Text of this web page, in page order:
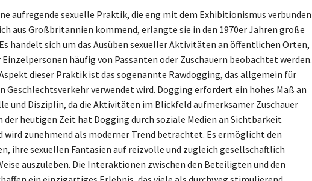
aufregende sexuelle Praktik, die eng mit dem Exhibitionismus verbunden
aus Großbritannien kommend, erlangte sie in den 1970er Jahren große
handelt sich um das Ausüben sexueller Aktivitäten an öffentlichen Orten,
Einzelpersonen häufig von Passanten oder Zuschauern beobachtet werden.
dieser Praktik ist das sogenannte Rawdogging, das allgemein für
Geschlechtsverkehr verwendet wird. Dogging erfordert ein hohes Maß an
und Disziplin, da die Aktivitäten im Blickfeld aufmerksamer Zuschauer
heutigen Zeit hat Dogging durch soziale Medien an Sichtbarkeit
wird zunehmend als moderner Trend betrachtet. Es ermöglicht den
ihre sexuellen Fantasien auf reizvolle und zugleich gesellschaftlich
auszuleben. Die Interaktionen zwischen den Beteiligten und den